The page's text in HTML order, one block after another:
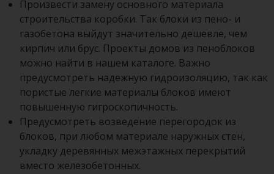
Произвести замену основного материала
строительства коробки. Так блоки из пено- и
газобетона выйдут значительно дешевле, чем
кирпич или брус. Проекты домов из пеноблоков
можно найти в нашем каталоге. Важно
предусмотреть надежную гидроизоляцию, так как
пористые легкие материалы блоков имеют
повышенную гигроскопичность.
Предусмотреть возведение перегородок из
блоков, при любом материале наружных стен,
укладку деревянных межэтажных перекрытий
вместо железобетонных.